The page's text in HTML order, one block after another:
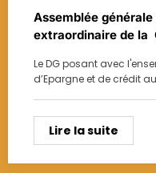
Assemblée
extraordinaire de la
Le DG posant avec
d’Epargne et de crédit
Lire la suite